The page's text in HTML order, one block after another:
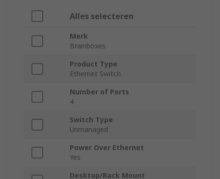
Alles selecteren
Merk
Brainboxes
Product Type
Ethernet Switch
Number of Ports
4
Switch Type
Unmanaged
Power Over Ethernet
Yes
Desktop/Rack Mount